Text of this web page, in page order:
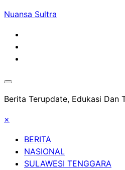
Skip
content
Nuansa Sultra
Berita Terupdate, Edukasi Dan
×
BERITA
NASIONAL
SULAWESI TENGGARA